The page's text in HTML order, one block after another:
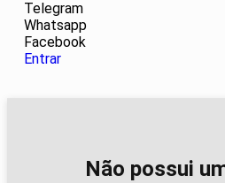
Telegram
Whatsapp
Facebook
Entrar
Não possui